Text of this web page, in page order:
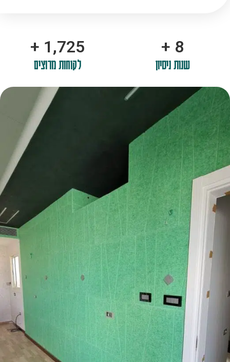
10
+
שנות ניסיון
2,100
+
לקוחות מרוצים